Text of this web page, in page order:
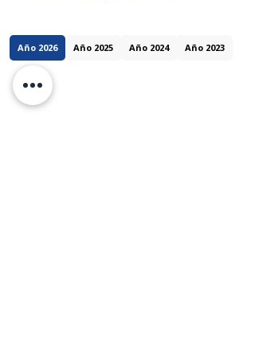
Año 2026 Año 2025 Año 2024 Año 2023